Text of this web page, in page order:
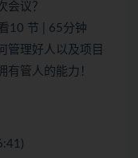
会议？
10 节 | 65分钟
管理好人以及项目
有管人的能力！